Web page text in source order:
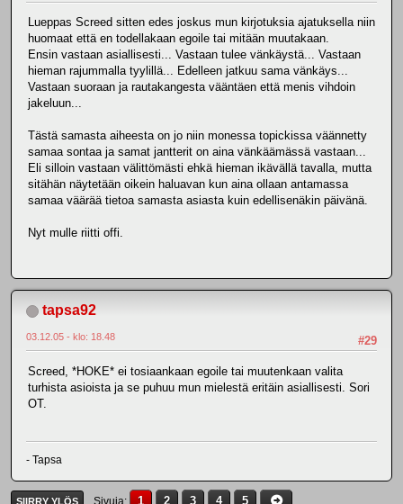
Lueppas Screed sitten edes joskus mun kirjotuksia ajatuksella niin
huomaat että en todellakaan egoile tai mitään muutakaan.
Ensin vastaan asiallisesti... Vastaan tulee vänkäystä... Vastaan
hieman rajummalla tyylillä... Edelleen jatkuu sama vänkäys...
Vastaan suoraan ja rautakangesta vääntäen että menis vihdoin
jakeluun...
Tästä samasta aiheesta on jo niin monessa topickissa väännetty
samaa sontaa ja samat jantterit on aina vänkäämässä vastaan...
Eli silloin vastaan välittömästi ehkä hieman ikävällä tavalla, mutta
sitähän näytetään oikein haluavan kun aina ollaan antamassa
samaa väärää tietoa samasta asiasta kuin edellisenäkin päivänä.
Nyt mulle riitti offi.
tapsa92
#29
03.12.05 - klo: 18.48
Screed, *HOKE* ei tosiaankaan egoile tai muutenkaan valita
turhista asioista ja se puhuu mun mielestä eritäin asiallisesti. Sori
OT.
- Tapsa
SIIRRY YLÖS Sivuja 1 2 3 4 5